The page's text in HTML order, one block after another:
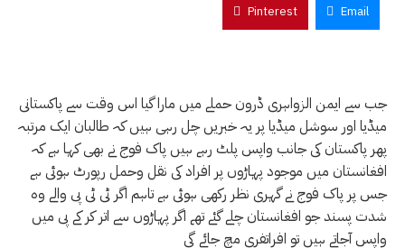
Pinterest Email
جب سے ایمن الزواہری ڈرون حملے میں مارا گیا اس وقت سے پاکستانی
میڈیا اور سوشل میڈیا پر یہ خبریں چل رہی ہیں کہ طالبان ایک مرتبہ
پھر پاکستان کی جانب واپس پلٹ رہے ہیں پاک فوج نے بھی کہا ہے کہ
افغانستان میں موجود پہاڑوں پر افراد کی نقل وحمل رپورٹ ہوئی ہے
جس پر پاک فوج نے گہری نظر رکھی ہوئی ہے تاہم اگر ٹی ٹی پی والے وہ
شدت پسند جو افغانستان چلے گئے تھے اگر پہاڑوں سے اتر کر کے پی میں
واپس آجاتے ہیں تو افراتفری مچ جائے گی